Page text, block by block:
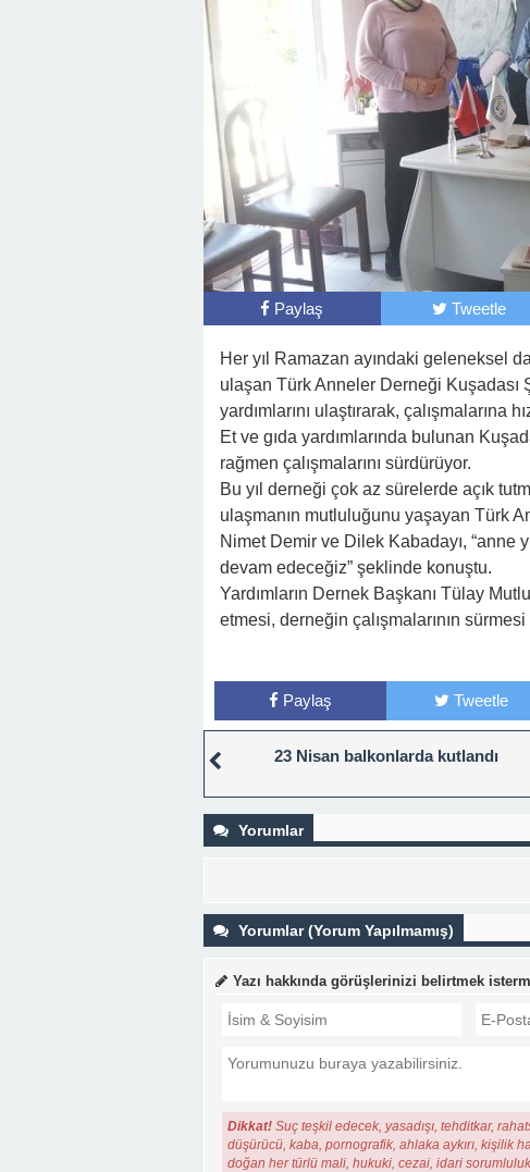
Paylaş Tweetle
Her yıl Ramazan ayındaki geleneksel
ulaşan Türk Anneler Derneği Kuşadası
yardımlarını ulaştırarak, çalışmalarına
Et ve gıda yardımlarında bulunan
rağmen çalışmalarını sürdürüyor.
Bu yıl derneği çok az sürelerde açık
ulaşmanın mutluluğunu yaşayan Türk
Nimet Demir ve Dilek Kabadayı, “anne
devam edeceğiz” şeklinde konuştu.
Yardımların Dernek Başkanı Tülay
etmesi, derneğin çalışmalarının
Paylaş Tweetle
23 Nisan balkonlarda kutlandı
Yorumlar
Yorumlar (Yorum Yapılmamış)
Yazı hakkında görüşlerinizi belirtmek
Dikkat! Suç teşkil edecek, yasadışı, tehditkar,
düşürücü, kaba, pornografik, ahlaka aykırı, kişilik
doğan her türlü mali, hukuki, cezai, idari